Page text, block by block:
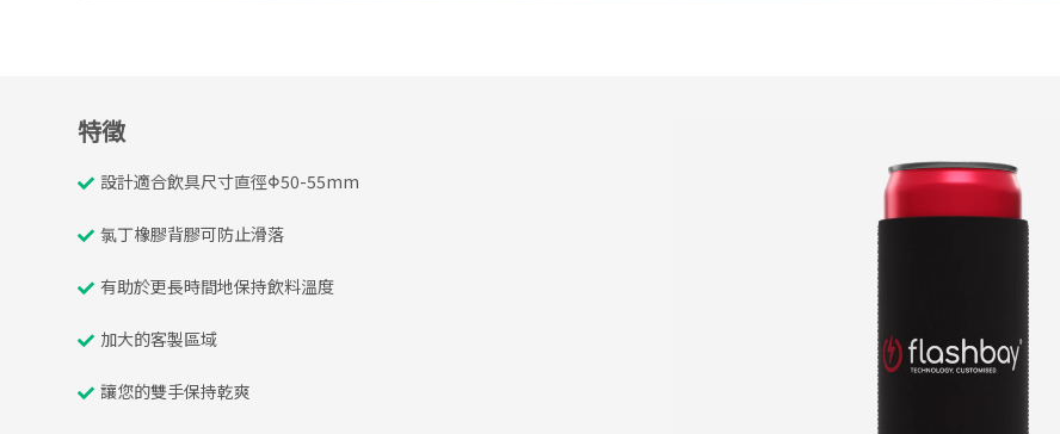
特徵
設計適合飲具尺寸直徑Φ50-55mm
氯丁橡膠背膠可防止滑落
有助於更長時間地保持飲料溫度
加大的客製區域
讓您的雙手保持乾爽